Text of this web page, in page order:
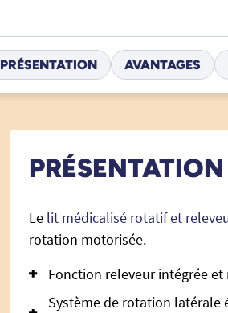
PRÉSENTATION AVANTAGES
PRÉSENTATION
Le lit médicalisé rotatif et
rotation motorisée.
Fonction releveur intégrée
Système de rotation latérale